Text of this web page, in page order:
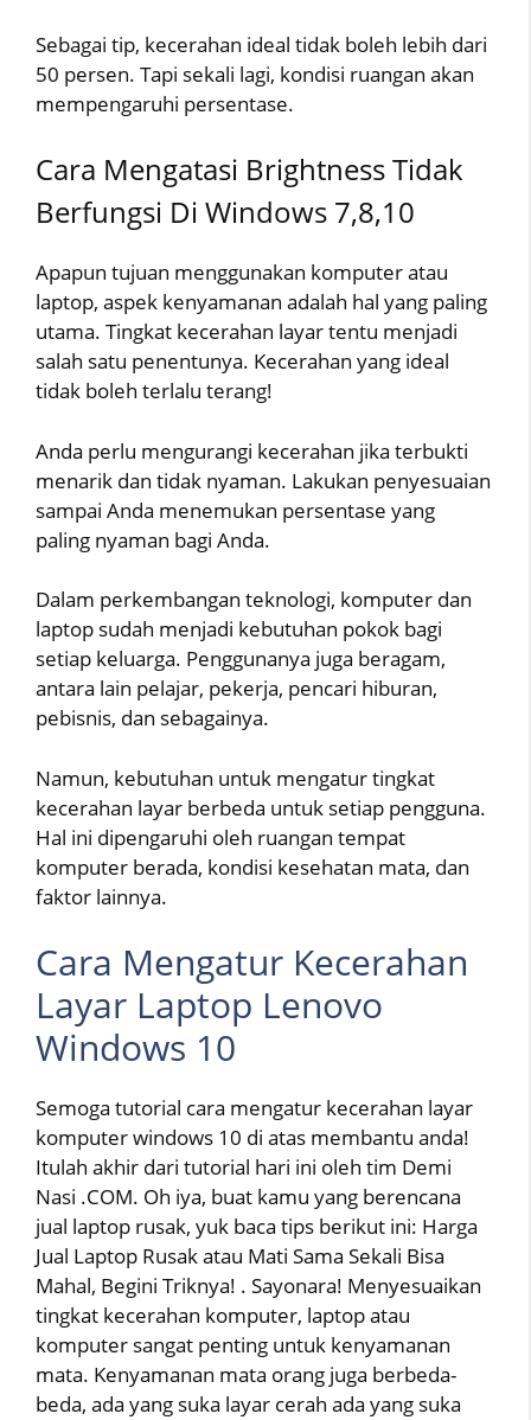
Sebagai tip, kecerahan ideal tidak boleh lebih dari
50 persen. Tapi sekali lagi, kondisi ruangan akan
mempengaruhi persentase.
Cara Mengatasi Brightness Tidak
Berfungsi Di Windows 7,8,10
Apapun tujuan menggunakan komputer atau
laptop, aspek kenyamanan adalah hal yang paling
utama. Tingkat kecerahan layar tentu menjadi
salah satu penentunya. Kecerahan yang ideal
tidak boleh terlalu terang!
Anda perlu mengurangi kecerahan jika terbukti
menarik dan tidak nyaman. Lakukan penyesuaian
sampai Anda menemukan persentase yang
paling nyaman bagi Anda.
Dalam perkembangan teknologi, komputer dan
laptop sudah menjadi kebutuhan pokok bagi
setiap keluarga. Penggunanya juga beragam,
antara lain pelajar, pekerja, pencari hiburan,
pebisnis, dan sebagainya.
Namun, kebutuhan untuk mengatur tingkat
kecerahan layar berbeda untuk setiap pengguna.
Hal ini dipengaruhi oleh ruangan tempat
komputer berada, kondisi kesehatan mata, dan
faktor lainnya.
Cara Mengatur Kecerahan
Layar Laptop Lenovo
Windows 10
Semoga tutorial cara mengatur kecerahan layar
komputer windows 10 di atas membantu anda!
Itulah akhir dari tutorial hari ini oleh tim Demi
Nasi .COM. Oh iya, buat kamu yang berencana
jual laptop rusak, yuk baca tips berikut ini: Harga
Jual Laptop Rusak atau Mati Sama Sekali Bisa
Mahal, Begini Triknya! . Sayonara! Menyesuaikan
tingkat kecerahan komputer, laptop atau
komputer sangat penting untuk kenyamanan
mata. Kenyamanan mata orang juga berbeda-
beda, ada yang suka layar cerah ada yang suka